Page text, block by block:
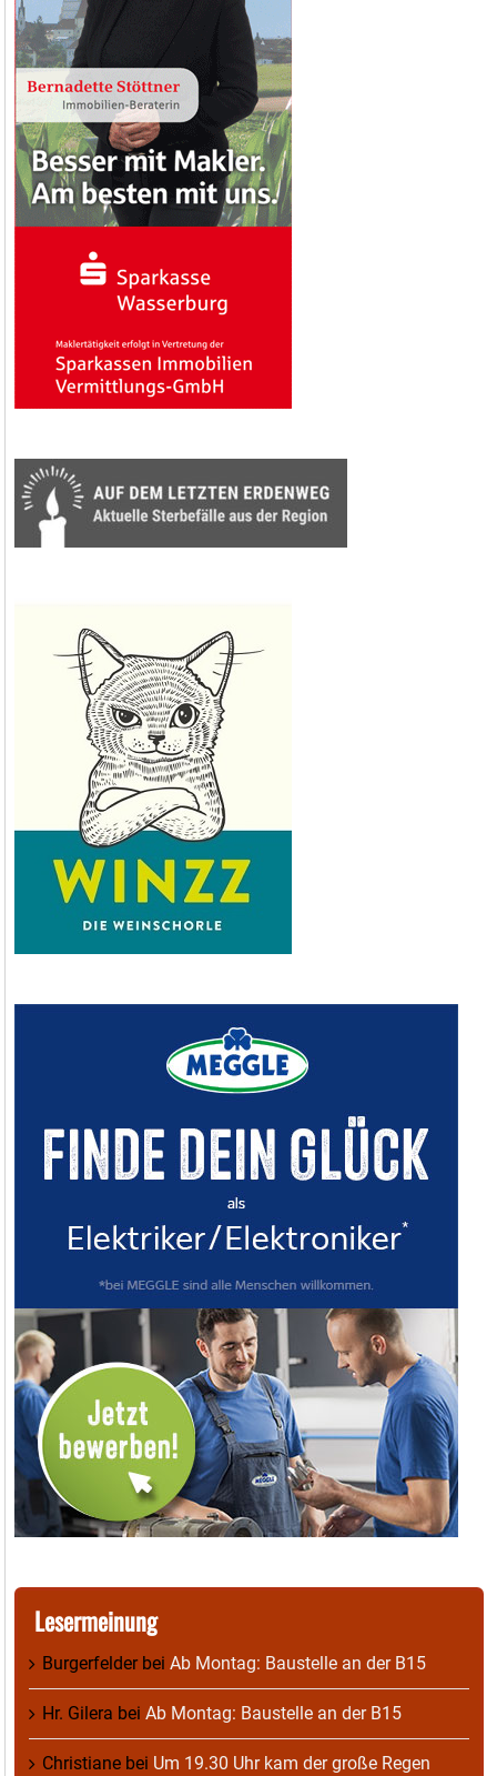
Lesermeinung
Burgerfelderbei Ab Montag: Baustelle an der B15
Hr. Gilera bei Ab Montag: Baustelle an der B15
Christiane bei Um 19.30 Uhr kam der große Regen